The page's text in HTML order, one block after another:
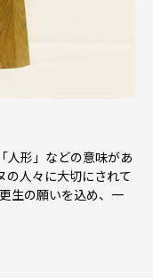
人形」などの意味があ
の人々に大切にされて
生の願いを込め、一